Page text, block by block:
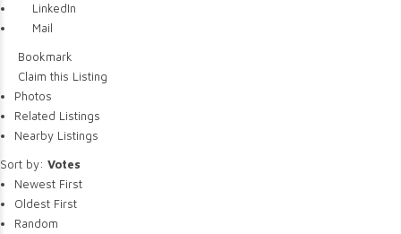
LinkedIn
Mail
Bookmark
Claim this Listing
Photos
Related Listings
Nearby Listings
Sort by: Votes
Newest First
Oldest First
Random